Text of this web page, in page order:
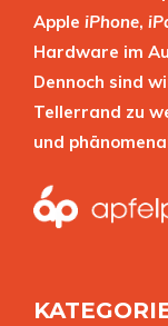
Apple iPhone,
Hardware im
Dennoch sind
Tellerrand zu
und